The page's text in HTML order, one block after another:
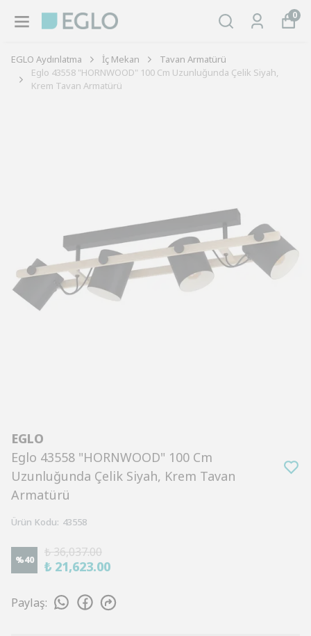
0
EGLO Aydınlatma İç Mekan
Tavan Armatürü
Eglo 43558 "HORNWOOD" 100 Cm Uzunluğunda Çelik Siyah,
Krem Tavan Armatürü
EGLO
Eglo 43558 "HORNWOOD" 100 Cm
Uzunluğunda Çelik Siyah, Krem Tavan
Armatürü
Ürün Kodu: 43558
%40
₺ 36,037.00
₺ 21,623.00
Paylaş: